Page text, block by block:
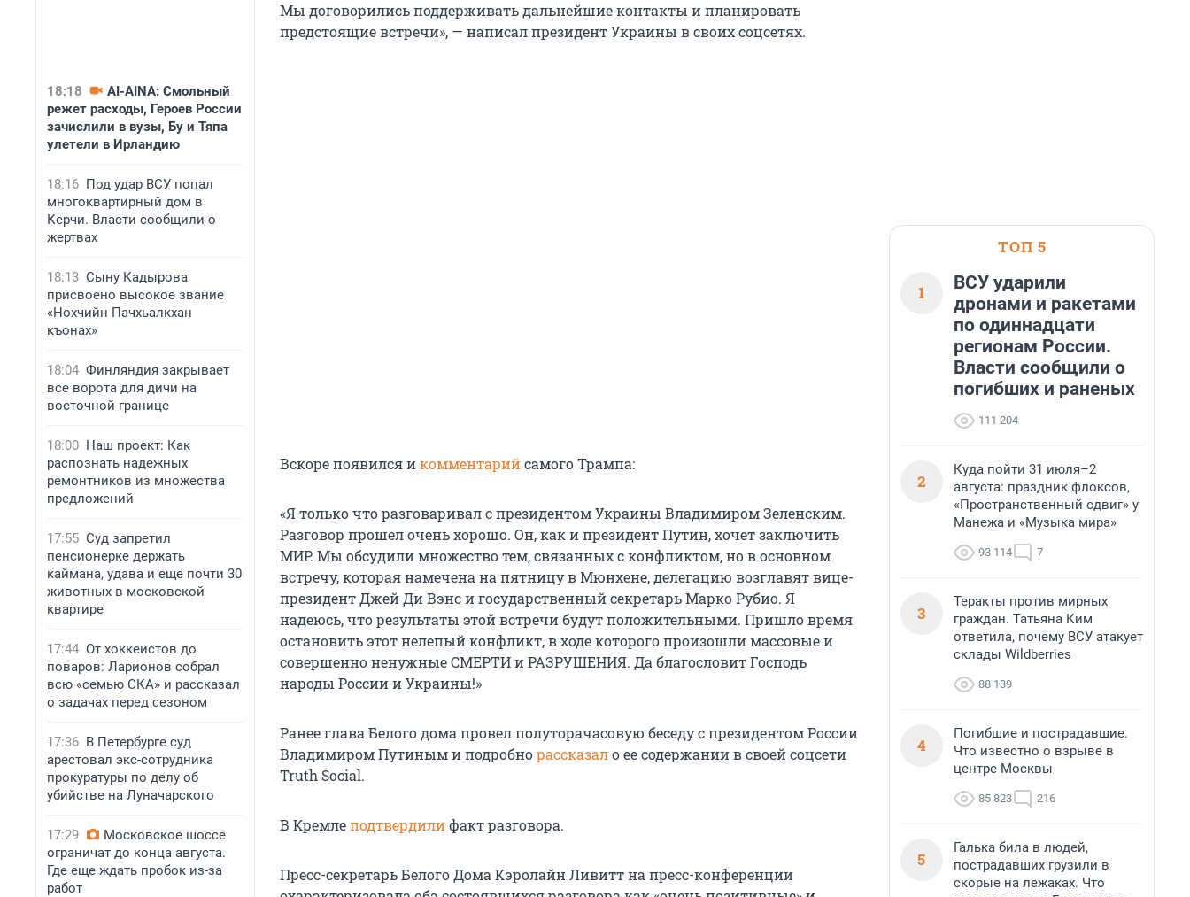
18:18
AI-AINA: Смольный
режет расходы, Героев России
зачислили в вузы, Бу и Тяпа
улетели в Ирландию
18:16 Под удар ВСУ попал
многоквартирный дом в
Керчи. Власти сообщили о
жертвах
18:13 Сыну Кадырова
присвоено высокое звание
«Нохчийн Пачхьалкхан
къонах»
18:04 Финляндия закрывает
все ворота для дичи на
восточной границе
18:00 Наш проект: Как
распознать надежных
ремонтников из множества
предложений
17:55 Суд запретил
пенсионерке держать
каймана, удава и еще почти 30
животных в московской
квартире
17:44 От хоккеистов до
поваров: Ларионов собрал
всю «семью СКА» и рассказал
о задачах перед сезоном
17:36 В Петербурге суд
арестовал экс-сотрудника
прокуратуры по делу об
убийстве на Луначарского
17:29
Московское шоссе
ограничат до конца августа.
Где еще ждать пробок из-за
работ
Мы договорились поддерживать дальнейшие контакты и планировать
предстоящие встречи», — написал президент Украины в своих соцсетях.
Вскоре появился икомментарийсамого Трампа:
«Я только что разговаривал с президентом Украины Владимиром Зеленским.
Разговор прошел очень хорошо. Он, как и президент Путин, хочет заключить
МИР. Мы обсудили множество тем, связанных с конфликтом, но в основном
встречу, которая намечена на пятницу в Мюнхене, делегацию возглавят вице-
президент Джей Ди Вэнс и государственный секретарь Марко Рубио. Я
надеюсь, что результаты этой встречи будут положительными. Пришло время
остановить этот нелепый конфликт, в ходе которого произошли массовые и
совершенно ненужные СМЕРТИ и РАЗРУШЕНИЯ. Да благословит Господь
народы России и Украины!»
Ранее глава Белого дома провел полуторачасовую беседу с президентом России
Владимиром Путиным и подробнорассказало ее содержании в своей соцсети
Truth Social.
В Кремлеподтвердилифакт разговора.
Пресс-секретарь Белого Дома Кэролайн Ливитт на пресс-конференции
ТОП 5
1
ВСУ ударили
дронами и ракетами
по одиннадцати
регионам России.
Власти сообщили о
погибших и раненых
111 204
2
Куда пойти 31 июля–2
августа: праздник флоксов,
«Пространственный сдвиг» у
Манежа и «Музыка мира»
93 114 7
3
Теракты против мирных
граждан. Татьяна Ким
ответила, почему ВСУ атакует
склады Wildberries
88 139
4
Погибшие и пострадавшие.
Что известно о взрыве в
центре Москвы
85 823 216
5
Галька била в людей,
пострадавших грузили в
скорые на лежаках. Что